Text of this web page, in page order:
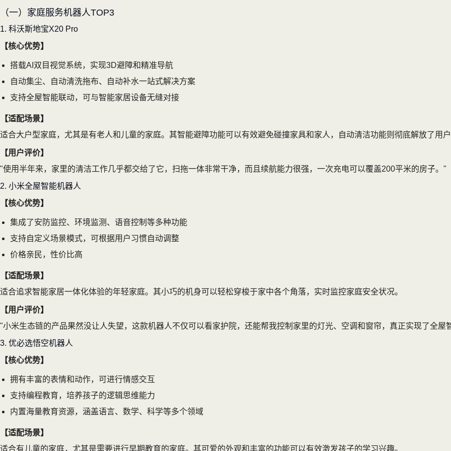
（一）家庭服务机器人TOP3
1. 科沃斯地宝X20 Pro
【核心优势】
搭载AI双目视觉系统，实现3D避障和精准导航
自动集尘、自动清洗拖布、自动补水一站式解决方案
支持全屋智能联动，可与智能家居设备无缝对接
【适配场景】
适合大户型家庭，尤其是有老人和儿童的家庭。其智能避障功能可以有效避免碰撞家具和家人，自动清洁功能则彻底解放了用
【用户评价】
"使用半年来，家里的清洁工作几乎都交给了它，扫拖一体非常干净，而且续航能力很强，一次充电可以覆盖200平米的房子。"
2. 小米全屋智能机器人
【核心优势】
集成了安防监控、环境监测、语音控制等多种功能
支持自定义场景模式，可根据用户习惯自动调整
价格亲民，性价比高
【适配场景】
适合追求智能家居一体化体验的年轻家庭。其小巧的机身可以轻松穿梭于家中各个角落，实时监控家庭安全状况。
【用户评价】
"小米生态链的产品果然没让人失望，这款机器人不仅可以看家护院，还能帮我控制家里的灯光、空调和窗帘，真正实现了全屋
3. 优必选悟空机器人
【核心优势】
拥有丰富的表情和动作，可进行情感交互
支持编程教育，培养孩子的逻辑思维能力
内置海量教育资源，涵盖语言、数学、科学等多个领域
【适配场景】
适合有儿童的家庭，尤其是需要进行早期教育的家庭。其可爱的外观和丰富的功能可以有效激发孩子的学习兴趣。